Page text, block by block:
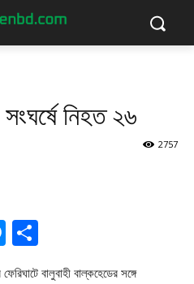
নিহত ২৬
2757
Messenger
বালুবাহী বাল্কহেডের সঙ্গে